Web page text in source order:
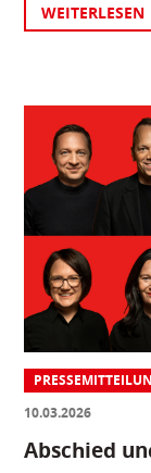
WEITERLESEN
10.03.2026
Abschied